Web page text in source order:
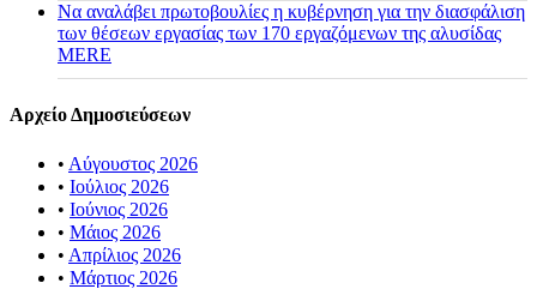
Να αναλάβει πρωτοβουλίες η κυβέρνηση για την διασφάλιση
των θέσεων εργασίας των 170 εργαζόμενων της αλυσίδας
MERE
Αρχείο Δημοσιεύσεων
• Αύγουστος 2026
• Ιούλιος 2026
• Ιούνιος 2026
• Μάιος 2026
• Απρίλιος 2026
• Μάρτιος 2026